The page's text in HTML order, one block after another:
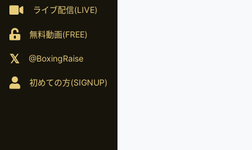
ライブ配信(LIVE)
無料動画(FREE)
@BoxingRaise
初めての方(SIGNUP)